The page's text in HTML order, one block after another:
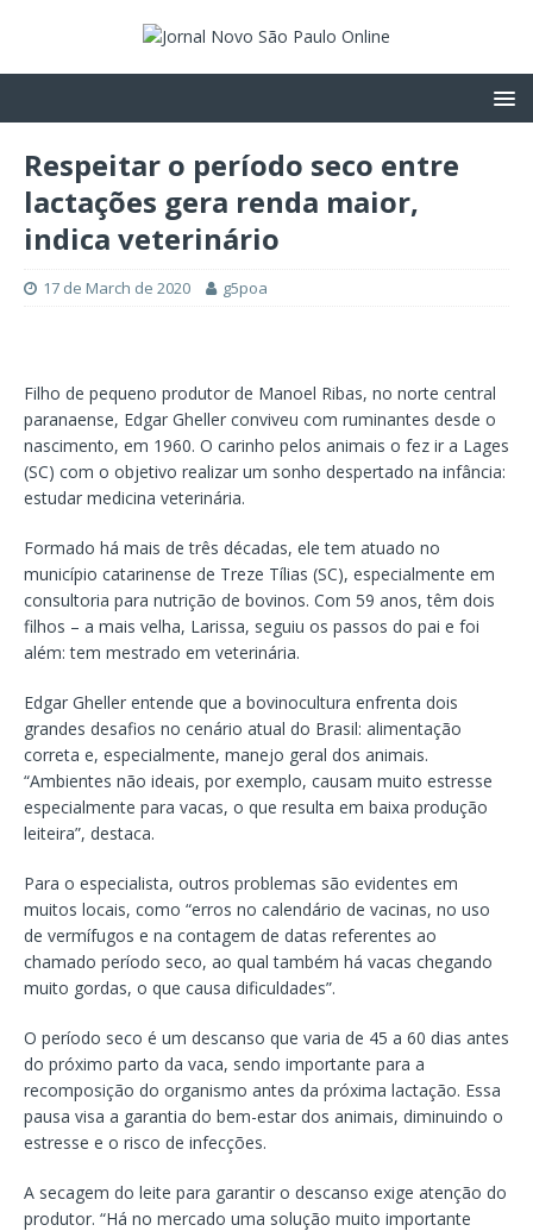
Respeitar o período seco entre
lactações gera renda maior,
indica veterinário
17 de March de 2020 g5poa
Filho de pequeno produtor de Manoel Ribas, no norte central
paranaense, Edgar Gheller conviveu com ruminantes desde o
nascimento, em 1960. O carinho pelos animais o fez ir a Lages
(SC) com o objetivo realizar um sonho despertado na infância:
estudar medicina veterinária.
Formado há mais de três décadas, ele tem atuado no
município catarinense de Treze Tílias (SC), especialmente em
consultoria para nutrição de bovinos. Com 59 anos, têm dois
filhos – a mais velha, Larissa, seguiu os passos do pai e foi
além: tem mestrado em veterinária.
Edgar Gheller entende que a bovinocultura enfrenta dois
grandes desafios no cenário atual do Brasil: alimentação
correta e, especialmente, manejo geral dos animais.
“Ambientes não ideais, por exemplo, causam muito estresse
especialmente para vacas, o que resulta em baixa produção
leiteira”, destaca.
Para o especialista, outros problemas são evidentes em
muitos locais, como “erros no calendário de vacinas, no uso
de vermífugos e na contagem de datas referentes ao
chamado período seco, ao qual também há vacas chegando
muito gordas, o que causa dificuldades”.
O período seco é um descanso que varia de 45 a 60 dias antes
do próximo parto da vaca, sendo importante para a
recomposição do organismo antes da próxima lactação. Essa
pausa visa a garantia do bem-estar dos animais, diminuindo o
estresse e o risco de infecções.
A secagem do leite para garantir o descanso exige atenção do
produtor. “Há no mercado uma solução muito importante